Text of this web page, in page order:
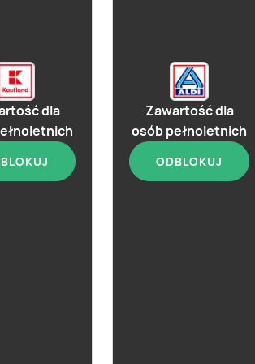
dla
Zawartość dla
osób pełnoletnich
ODBLOKUJ